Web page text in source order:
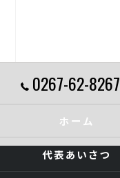
0267-62-8267
ホーム
代表あいさつ